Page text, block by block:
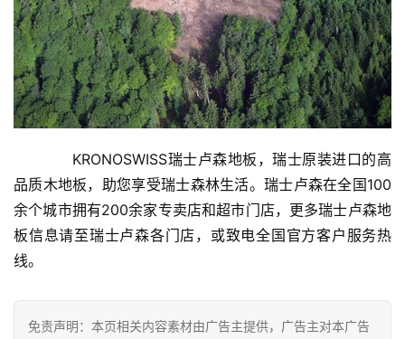
济
金
融
互
联
娱
乐
综
艺
房
KRONOSWISS瑞士卢森地板，瑞士原装进口的高
品质木地板，助您享受瑞士森林生活。瑞士卢森在全国100
余个城市拥有200余家专卖店和超市门店，更多瑞士卢森地
板信息请至瑞士卢森各门店，或致电全国官方客户服务热
线。
免责声明：本页相关内容素材由广告主提供，广告主对本广告